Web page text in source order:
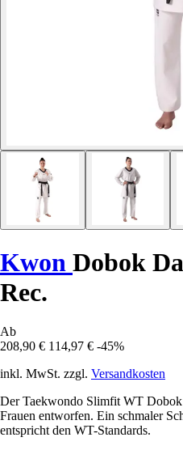
Kwon Dobok
Rec.
Ab
208,90 € 114,97 € -45%
inkl. MwSt. zzgl. Versandkosten
Der Taekwondo Slimfit WT
Frauen entworfen. Ein schmaler
entspricht den WT-Standards.